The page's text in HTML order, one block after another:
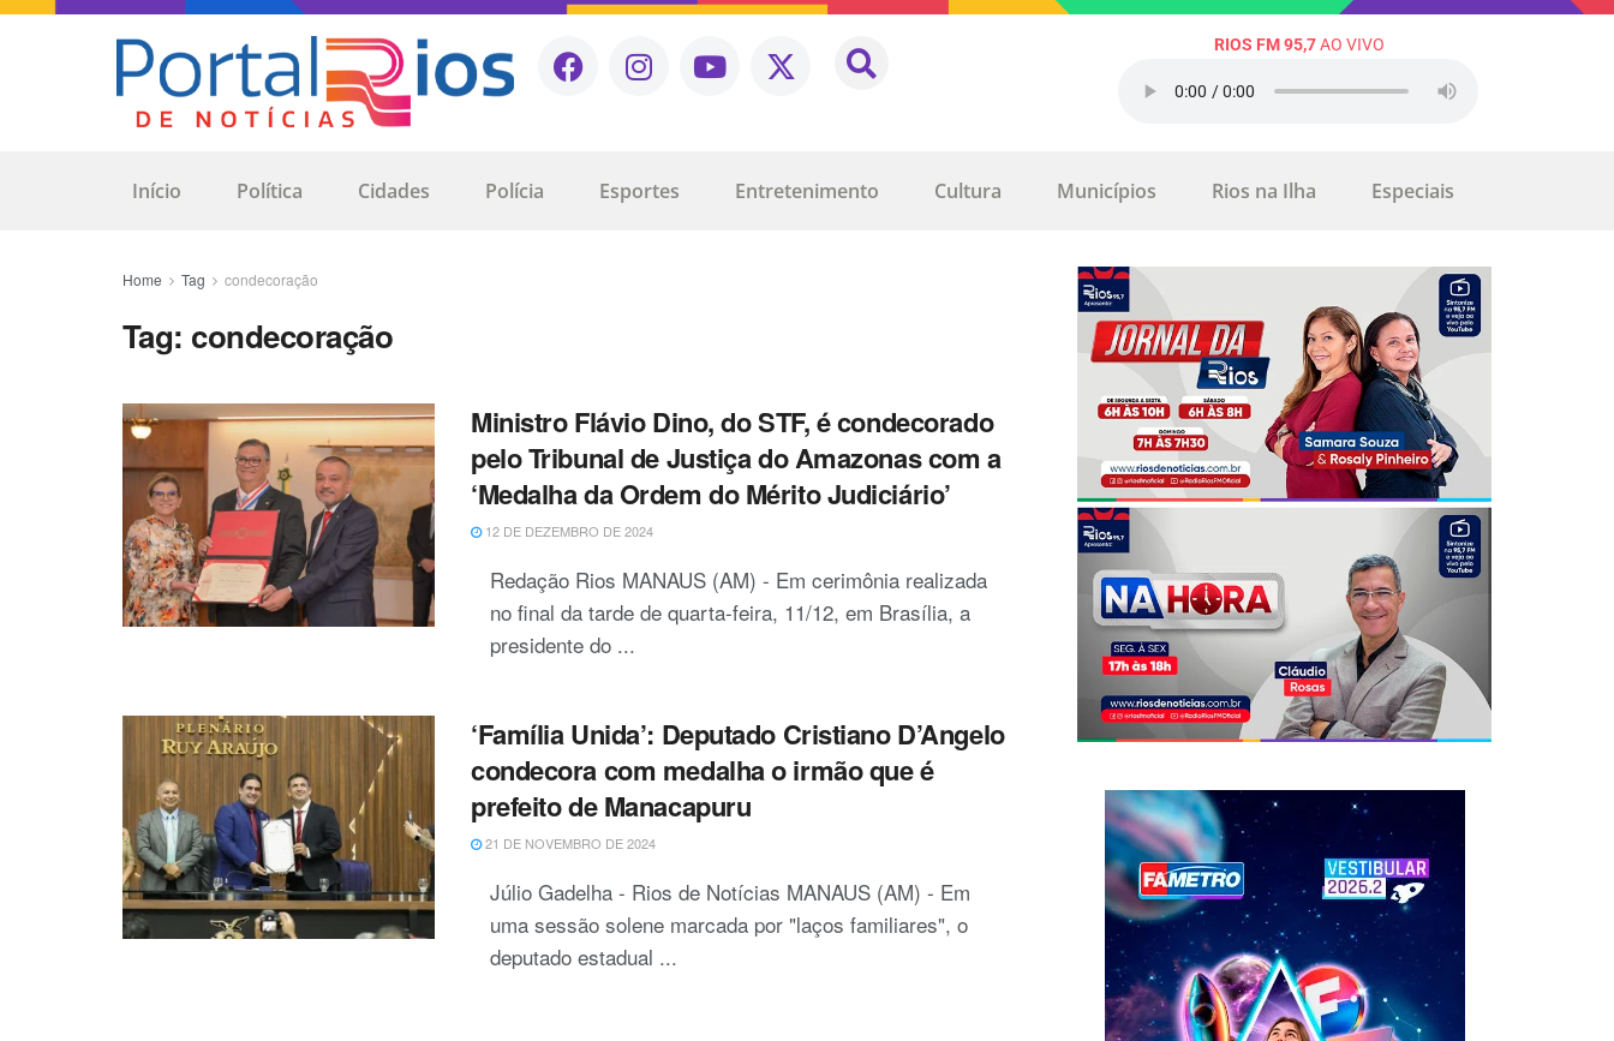
RIOS FM 95,7AO VIVO
Início Política Cidades Polícia Esportes Entretenimento Cultura Municípios Rios na Ilha Especiais
Home Tag condecoração
Tag: condecoração
Ministro Flávio Dino, do STF, é condecorado
pelo Tribunal de Justiça do Amazonas com a
‘Medalha da Ordem do Mérito Judiciário’
12 DE DEZEMBRO DE 2024
Redação Rios MANAUS (AM) - Em cerimônia realizada
no final da tarde de quarta-feira, 11/12, em Brasília, a
presidente do ...
‘Família Unida’: Deputado Cristiano D’Angelo
condecora com medalha o irmão que é
prefeito de Manacapuru
21 DE NOVEMBRO DE 2024
Júlio Gadelha - Rios de Notícias MANAUS (AM) - Em
uma sessão solene marcada por "laços familiares", o
deputado estadual ...